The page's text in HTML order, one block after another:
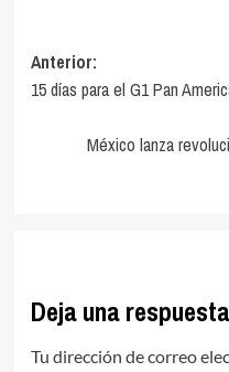
Navegación
de
entradas
Anterior:
15 días para el G1 Pan
México lanza
Deja una respuesta
Tu dirección de correo